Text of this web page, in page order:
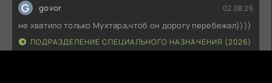
G govor 02.08.26
не хватило только Мухтара,чтоб он дорогу перебежал))))
ПОДРАЗДЕЛЕНИЕ СПЕЦИАЛЬНОГО НАЗНАЧЕНИЯ (2026)